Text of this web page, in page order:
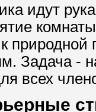
идут
природной
Задача -
всех